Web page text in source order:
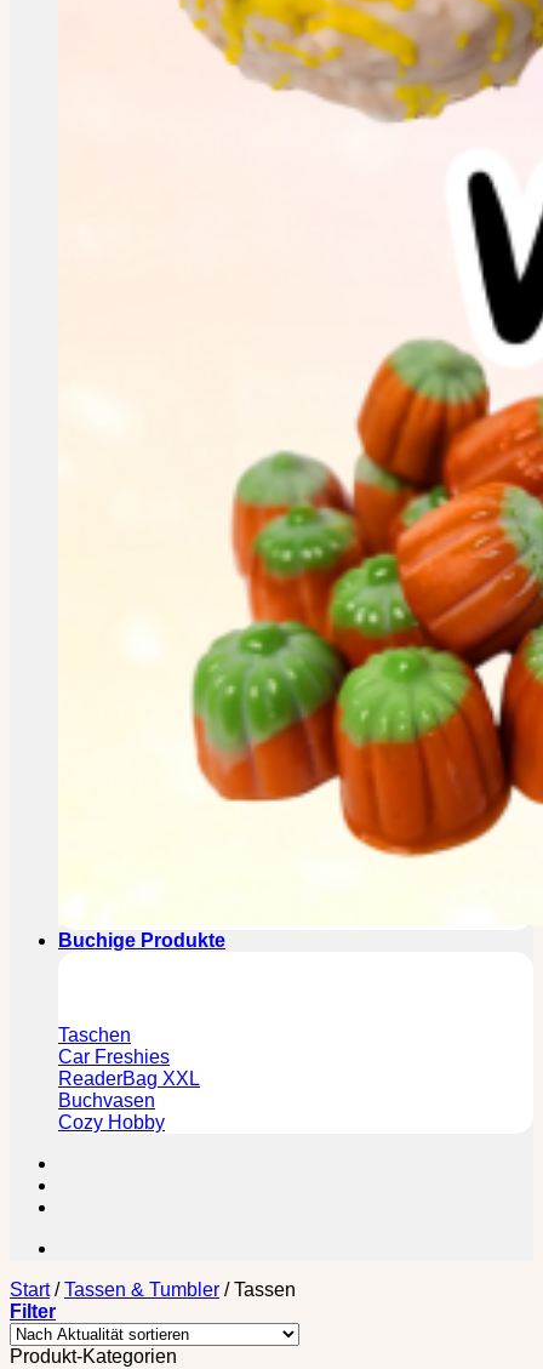
Buchige Produkte
Taschen
Car Freshies
ReaderBag XXL
Buchvasen
Cozy Hobby
Start / Tassen & Tumbler /Tassen
Filter
Produkt-Kategorien